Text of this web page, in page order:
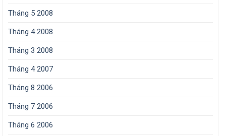
Tháng 5 2008
Tháng 4 2008
Tháng 3 2008
Tháng 4 2007
Tháng 8 2006
Tháng 7 2006
Tháng 6 2006